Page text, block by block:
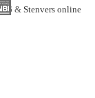
& Stenvers online